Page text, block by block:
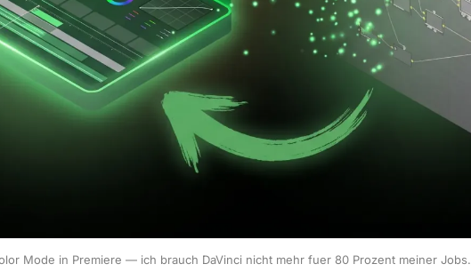
Mode in Premiere — ich brauch DaVinci nicht mehr fuer 80 Prozent meiner Jobs.